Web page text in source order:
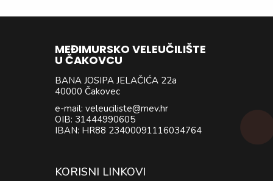
MEĐIMURSKO VELEUČILIŠTE
U ČAKOVCU
BANA JOSIPA JELAČIĆA 22a
40000 Čakovec
e-mail: veleuciliste@mev.hr
OIB: 31444990605
IBAN: HR88 23400091116034764
KORISNI LINKOVI